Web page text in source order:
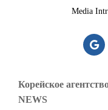
Media
Корейское
NEWS